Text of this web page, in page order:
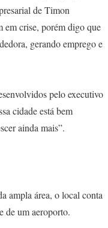
de Timon
em crise, porém digo que
gerando emprego e
pelo executivo
cidade está bem
ainda mais”.
ampla área, o local conta
de um aeroporto.